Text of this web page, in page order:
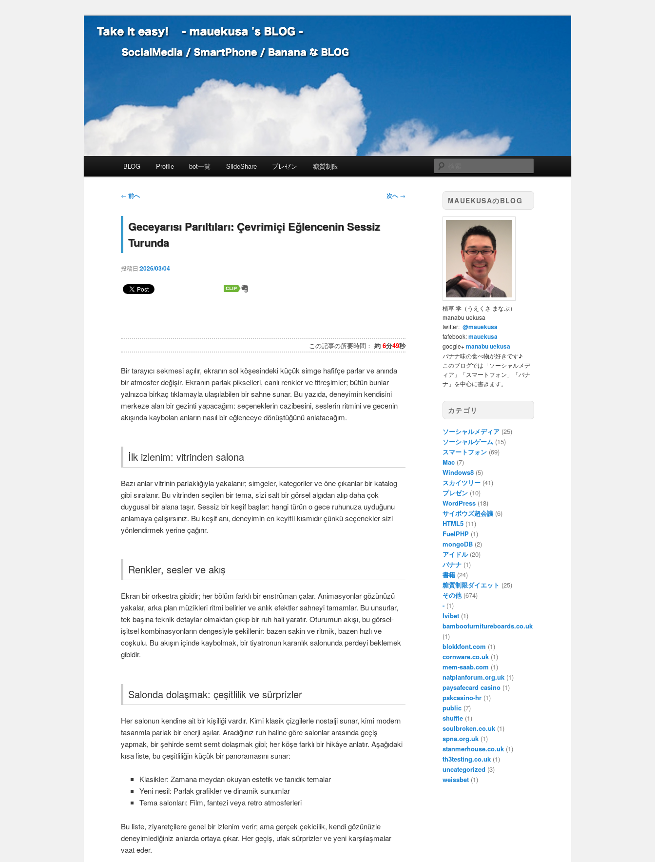
Take it easy! – mauekusa 's BLOG -
索
メインコンテンツへ移動
サブコンテンツへ移動
BLOG Profile bot一覧 SlideShare プレゼン 糖質制限
投稿ナビゲーション
← 前へ 次へ→
Geceyarısı Parıltıları: Çevrimiçi Eğlencenin Sessiz
Turunda
投稿日:2026/03/04
この記事の所要時間： 約 6分49秒
Bir tarayıcı sekmesi açılır, ekranın sol köşesindeki küçük simge hafifçe parlar ve anında
bir atmosfer değişir. Ekranın parlak pikselleri, canlı renkler ve titreşimler; bütün bunlar
yalnızca birkaç tıklamayla ulaşılabilen bir sahne sunar. Bu yazıda, deneyimin kendisini
merkeze alan bir gezinti yapacağım: seçeneklerin cazibesini, seslerin ritmini ve gecenin
akışında kaybolan anların nasıl bir eğlenceye dönüştüğünü anlatacağım.
İlk izlenim: vitrinden salona
Bazı anlar vitrinin parlaklığıyla yakalanır; simgeler, kategoriler ve öne çıkanlar bir katalog
gibi sıralanır. Bu vitrinden seçilen bir tema, sizi salt bir görsel algıdan alıp daha çok
duygusal bir alana taşır. Sessiz bir keşif başlar: hangi türün o gece ruhunuza uyduğunu
anlamaya çalışırsınız. Bu keşif anı, deneyimin en keyifli kısmıdır çünkü seçenekler sizi
yönlendirmek yerine çağırır.
Renkler, sesler ve akış
Ekran bir orkestra gibidir; her bölüm farklı bir enstrüman çalar. Animasyonlar gözünüzü
yakalar, arka plan müzikleri ritmi belirler ve anlık efektler sahneyi tamamlar. Bu unsurlar,
tek başına teknik detaylar olmaktan çıkıp bir ruh hali yaratır. Oturumun akışı, bu görsel-
işitsel kombinasyonların dengesiyle şekillenir: bazen sakin ve ritmik, bazen hızlı ve
coşkulu. Bu akışın içinde kaybolmak, bir tiyatronun karanlık salonunda perdeyi beklemek
gibidir.
Salonda dolaşmak: çeşitlilik ve sürprizler
Her salonun kendine ait bir kişiliği vardır. Kimi klasik çizgilerle nostalji sunar, kimi modern
tasarımla parlak bir enerji aşılar. Aradığınız ruh haline göre salonlar arasında geçiş
yapmak, bir şehirde semt semt dolaşmak gibi; her köşe farklı bir hikâye anlatır. Aşağıdaki
kısa liste, bu çeşitliliğin küçük bir panoramasını sunar:
Klasikler: Zamana meydan okuyan estetik ve tanıdık temalar
Yeni nesil: Parlak grafikler ve dinamik sunumlar
Tema salonları: Film, fantezi veya retro atmosferleri
Bu liste, ziyaretçilere genel bir izlenim verir; ama gerçek çekicilik, kendi gözünüzle
deneyimlediğiniz anlarda ortaya çıkar. Her geçiş, ufak sürprizler ve yeni karşılaşmalar
vaat eder.
MAUEKUSAのBLOG
植草 学（うえくさ まなぶ）
manabu uekusa
twitter: @mauekusa
fafebook:mauekusa
google+manabu uekusa
バナナ味の食べ物が好きです♪
このブログでは「ソーシャルメデ
ィア」「スマートフォン」「バナ
ナ」を中心に書きます。
カテゴリ
ソーシャルメディア (25)
ソーシャルゲーム (15)
スマートフォン (69)
Mac (7)
Windows8 (5)
スカイツリー (41)
プレゼン (10)
WordPress (18)
サイボウズ超会議 (6)
HTML5 (11)
FuelPHP (1)
mongoDB (2)
アイドル(20)
バナナ (1)
書籍 (24)
糖質制限ダイエット (25)
その他(674)
- (1)
Ivibet (1)
bamboofurnitureboards.co.uk
(1)
blokkfont.com (1)
cornware.co.uk (1)
mem-saab.com (1)
natplanforum.org.uk (1)
paysafecard casino (1)
pskcasino-hr (1)
public (7)
shuffle (1)
soulbroken.co.uk (1)
spna.org.uk (1)
stanmerhouse.co.uk (1)
th3testing.co.uk (1)
uncategorized (3)
weissbet (1)